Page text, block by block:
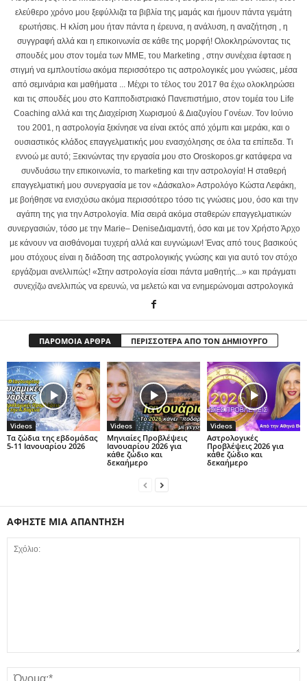
ελεύθερο χρόνο μου ξεφύλλιζα τα βιβλία της μαμάς και ήμουν πάντα γεμάτη
ερωτήσεις. Η κλίση μου ήταν πάντα η έρευνα, η ανάλυση, η αναζήτηση , η
συγγραφή αλλά και η επικοινωνία σε κάθε της μορφή! Ολοκληρώνοντας τις
σπουδές μου στον τομέα των ΜΜΕ, του Marketing , στην συνέχεια έφτασε η
στιγμή να εμπλουτίσω ακόμα περισσότερο τις αστρολογικές μου γνώσεις, μέσα
από σεμινάρια και μαθήματα ... Μέχρι το τέλος του 2017 θα έχω ολοκληρώσει
και τις σπουδές μου στο Καπποδιστριακό Πανεπιστήμιο, στον τομέα του Life
Coaching αλλά και της Διαχείριση Χωρισμού & Διαζυγίου Γονέων. Τον Ιούνιο
του 2001, η αστρολογία ξεκίνησε να είναι εκτός από χόμπι και μεράκι, και ο
ουσιαστικός κλάδος επαγγελματικής μου ενασχόλησης σε όλα τα επίπεδα. Τι
εννοώ με αυτό; Ξεκινώντας την εργασία μου στο Oroskopos.gr κατάφερα να
συνδυάσω την επικοινωνία, το marketing και την αστρολογία! Η σταθερή
επαγγελματική μου συνεργασία με τον «Δάσκαλο» Αστρολόγο Κώστα Λεφάκη,
με βοήθησε να ενισχύσω ακόμα περισσότερο τόσο τις γνώσεις μου, όσο και την
αγάπη της για την Αστρολογία. Μία σειρά ακόμα σταθερών επαγγελματικών
συνεργασιών, τόσο με την Marie– DeniseΔιαμαντή, όσο και με τον Χρήστο Άρχο
με κάνουν να αισθάνομαι τυχερή αλλά και ευγνώμων! Ένας από τους βασικούς
μου στόχους είναι η διάδοση της αστρολογικής γνώσης και για αυτό τον στόχο
εργάζομαι ανελλιπώς! «Στην αστρολογία είσαι πάντα μαθητής...» και πράγματι
συνεχίζω ανελλιπώς να ερευνώ, να μελετώ και να ενημερώνομαι αστρολογικά
ΠΑΡΟΜΟΙΑ ΑΡΘΡΑ ΠΕΡΙΣΣΟΤΕΡΑ ΑΠΟ ΤΟΝ ΔΗΜΙΟΥΡΓΟ
Videos
Τα ζώδια της εβδομάδας
5-11 Ιανουαρίου 2026
Videos
Μηνιαίες Προβλέψεις
Ιανουαρίου 2026 για
κάθε ζώδιο και
δεκαήμερο
Videos
Αστρολογικές
Προβλέψεις 2026 για
κάθε ζώδιο και
δεκαήμερο
ΑΦΗΣΤΕ ΜΙΑ ΑΠΑΝΤΗΣΗ